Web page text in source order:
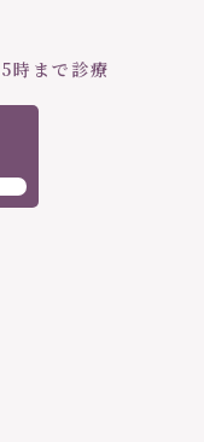
時まで診療